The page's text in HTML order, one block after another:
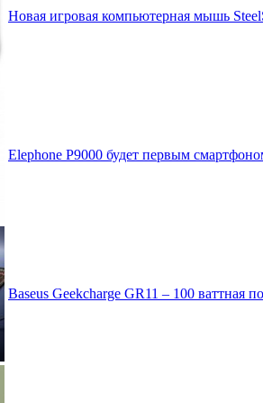
Новая игровая компьютерная мышь
Elephone P9000 будет первым
Baseus Geekcharge GR11 – 100 ваттная